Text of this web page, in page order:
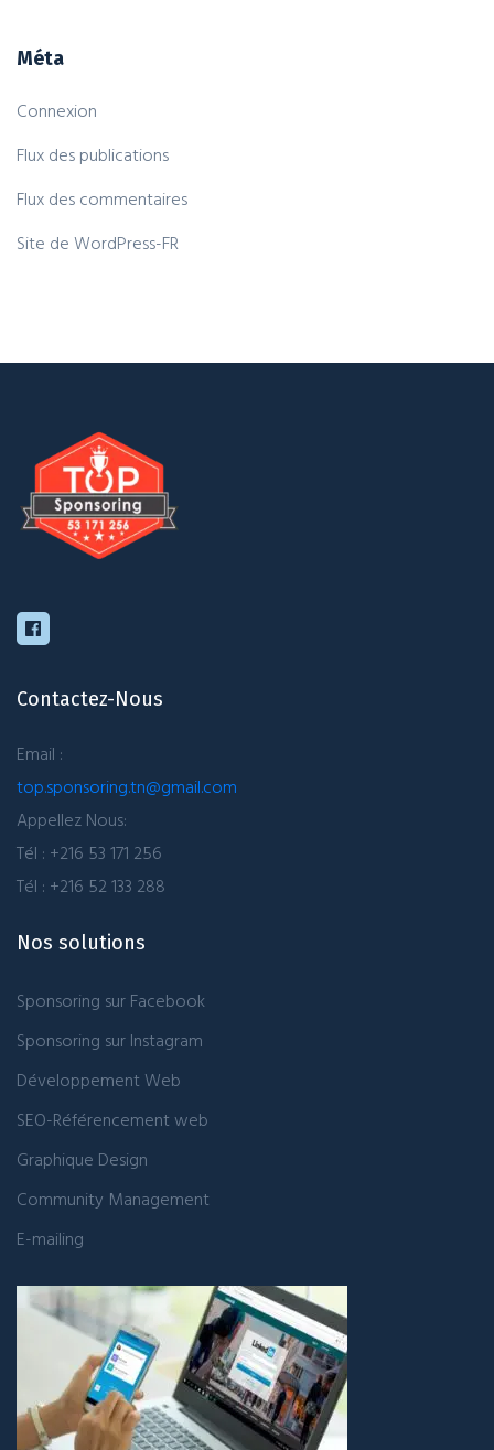
Méta
Connexion
Flux des publications
Flux des commentaires
Site de WordPress-FR
Contactez-Nous
Email :
top.sponsoring.tn@gmail.com
Appellez Nous:
Tél : +216 53 171 256
Tél : +216 52 133 288
Nos solutions
Sponsoring sur Facebook
Sponsoring sur Instagram
Développement Web
SEO-Référencement web
Graphique Design
Community Management
E-mailing